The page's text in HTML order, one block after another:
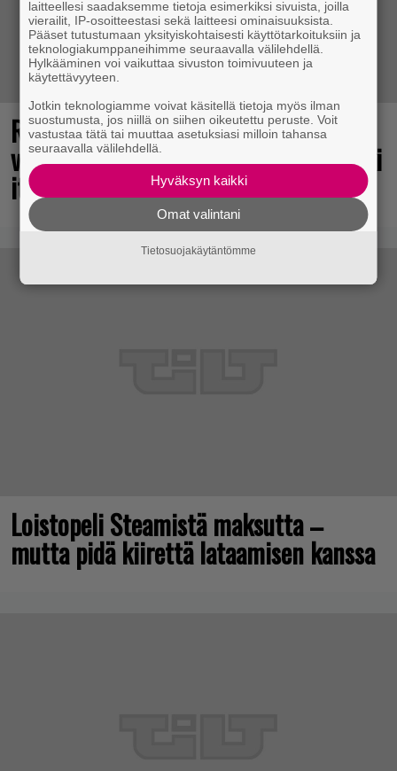
Rakastettu julkaisija täyttää 40
vuotta, valtavat alet käynnissä – hanki
itsellesi klassikoita pikkurahalla
Loistopeli Steamistä maksutta –
mutta pidä kiirettä lataamisen kanssa
laitteellesi saadaksemme tietoja esimerkiksi sivuista, joilla
vierailit, IP-osoitteestasi sekä laitteesi ominaisuuksista.
Pääset tutustumaan yksityiskohtaisesti käyttötarkoituksiin ja
teknologiakumppaneihimme seuraavalla välilehdellä.
Hylkääminen voi vaikuttaa sivuston toimivuuteen ja
käytettävyyteen.
Jotkin teknologiamme voivat käsitellä tietoja myös ilman
suostumusta, jos niillä on siihen oikeutettu peruste. Voit
vastustaa tätä tai muuttaa asetuksiasi milloin tahansa
seuraavalla välilehdellä.
Hyväksyn kaikki
Omat valintani
Tietosuojakäytäntömme